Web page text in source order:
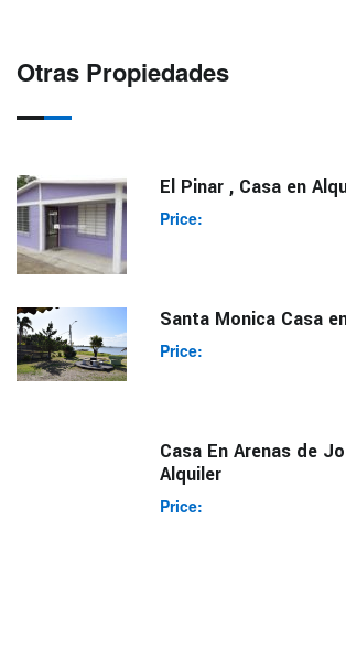
Otras Propiedades
El Pinar , Casa en
Price:
Santa Monica Casa
Price:
Casa En Arenas de
Alquiler
Price: